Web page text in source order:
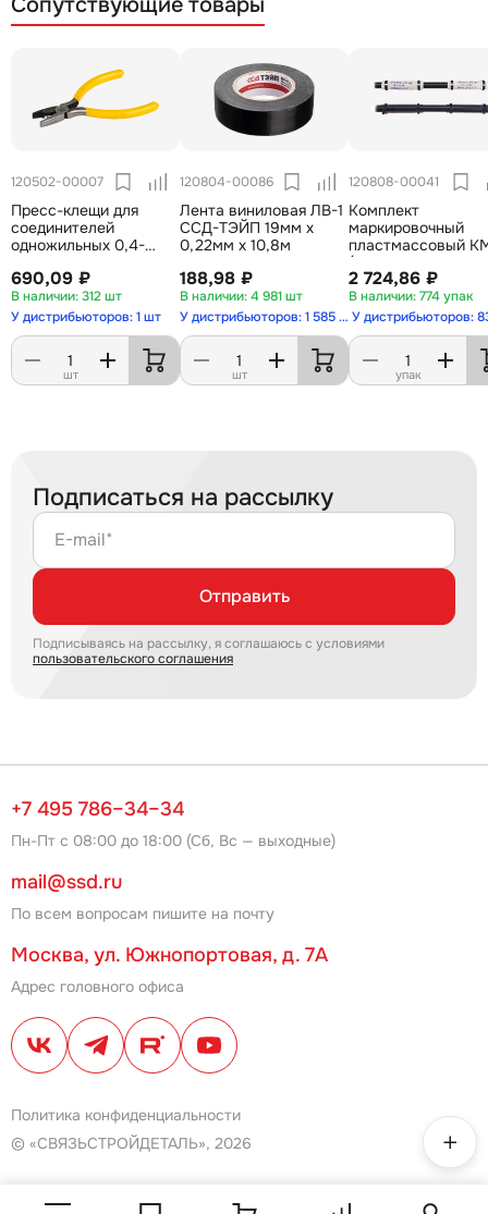
120502-00007
Пресс-клещи для
соединителей
одножильных 0,4-
690,09 ₽
312 шт
У дистрибьюторов: 1 шт
шт
120804-00086
Лента виниловая ЛВ-1
ССД-ТЭЙП 19мм х
0,22мм х 10,8м
188,98 ₽
4 981 шт
У дистрибьюторов: 1 585 шт
шт
120808-00041
Комплект
маркировочный
пластмассовый
(в упаковке 50
комплектов и 1
маркер) ССД
2 724,86 ₽
774 упак
У дистрибьюторов:
упак
Подписаться на рассылку
E-mail*
Отправить
Подписываясь на рассылку, я соглашаюсь с условиями
пользовательского соглашения
+7 495 786–34–34
Пн-Пт с 08:00 до 18:00 (Сб, Вс — выходные)
mail@ssd.ru
По всем вопросам пишите на почту
Москва, ул. Южнопортовая, д. 7А
Адрес головного офиса
Политика конфиденциальности
© «СВЯЗЬСТРОЙДЕТАЛЬ», 2026